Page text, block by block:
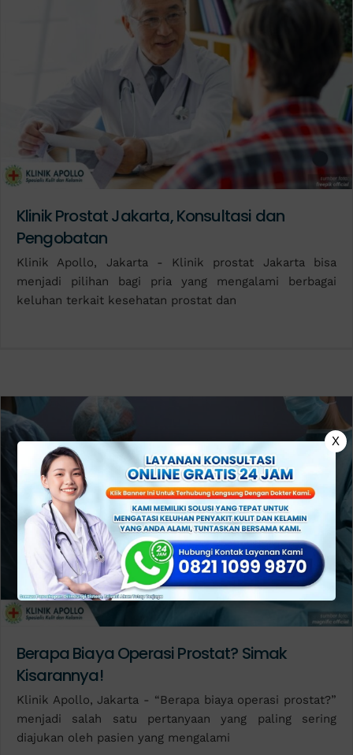
Klinik Prostat Jakarta, Konsultasi dan
Pengobatan
Klinik Apollo, Jakarta - Klinik prostat Jakarta bisa
menjadi pilihan bagi pria yang mengalami berbagai
keluhan terkait kesehatan prostat dan
Berapa Biaya Operasi Prostat? Simak
Kisarannya!
Klinik Apollo, Jakarta - “Berapa biaya operasi prostat?”
menjadi salah satu pertanyaan yang paling sering
diajukan oleh pasien yang mengalami
X